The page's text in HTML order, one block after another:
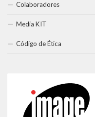
Colaboradores
Media KIT
Código de Ética